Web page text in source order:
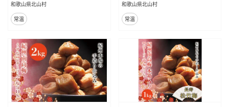
和歌山県北山村
常温
和歌山県北山村
常温